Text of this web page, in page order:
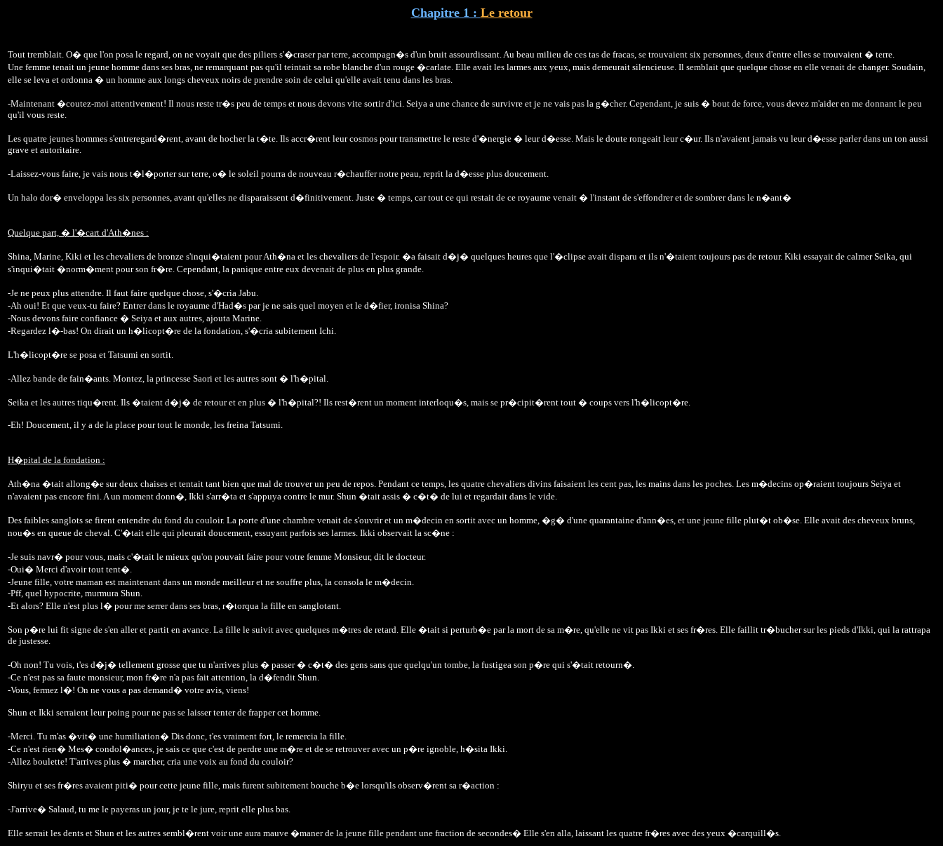
Chapitre 1 : Le retour
Tout tremblait. O� que l'on posa le regard, on ne voyait que des piliers s'�craser par terre, accompagn�s d'un bruit assourdissant. Au beau milieu de ces tas de fracas, se trouvaient six personnes, deux d'entre elles se trouvaient � terre.
Une femme tenait un jeune homme dans ses bras, ne remarquant pas qu'il teintait sa robe blanche d'un rouge �carlate. Elle avait les larmes aux yeux, mais demeurait silencieuse. Il semblait que quelque chose en elle venait de changer. Soudain,
elle se leva et ordonna � un homme aux longs cheveux noirs de prendre soin de celui qu'elle avait tenu dans les bras.
-Maintenant �coutez-moi attentivement! Il nous reste tr�s peu de temps et nous devons vite sortir d'ici. Seiya a une chance de survivre et je ne vais pas la g�cher. Cependant, je suis � bout de force, vous devez m'aider en me donnant le peu
qu'il vous reste.
Les quatre jeunes hommes s'entreregard�rent, avant de hocher la t�te. Ils accr�rent leur cosmos pour transmettre le reste d'�nergie � leur d�esse. Mais le doute rongeait leur c�ur. Ils n'avaient jamais vu leur d�esse parler dans un ton aussi
grave et autoritaire.
-Laissez-vous faire, je vais nous t�l�porter sur terre, o� le soleil pourra de nouveau r�chauffer notre peau, reprit la d�esse plus doucement.
Un halo dor� enveloppa les six personnes, avant qu'elles ne disparaissent d�finitivement. Juste � temps, car tout ce qui restait de ce royaume venait � l'instant de s'effondrer et de sombrer dans le n�ant�
Quelque part, � l'�cart d'Ath�nes :
Shina, Marine, Kiki et les chevaliers de bronze s'inqui�taient pour Ath�na et les chevaliers de l'espoir. �a faisait d�j� quelques heures que l'�clipse avait disparu et ils n'�taient toujours pas de retour. Kiki essayait de calmer Seika, qui
s'inqui�tait �norm�ment pour son fr�re. Cependant, la panique entre eux devenait de plus en plus grande.
-Je ne peux plus attendre. Il faut faire quelque chose, s'�cria Jabu.
-Ah oui! Et que veux-tu faire? Entrer dans le royaume d'Had�s par je ne sais quel moyen et le d�fier, ironisa Shina?
-Nous devons faire confiance � Seiya et aux autres, ajouta Marine.
-Regardez l�-bas! On dirait un h�licopt�re de la fondation, s'�cria subitement Ichi.
L'h�licopt�re se posa et Tatsumi en sortit.
-Allez bande de fain�ants. Montez, la princesse Saori et les autres sont � l'h�pital.
Seika et les autres tiqu�rent. Ils �taient d�j� de retour et en plus � l'h�pital?! Ils rest�rent un moment interloqu�s, mais se pr�cipit�rent tout � coups vers l'h�licopt�re.
-Eh! Doucement, il y a de la place pour tout le monde, les freina Tatsumi.
H�pital de la fondation :
Ath�na �tait allong�e sur deux chaises et tentait tant bien que mal de trouver un peu de repos. Pendant ce temps, les quatre chevaliers divins faisaient les cent pas, les mains dans les poches. Les m�decins op�raient toujours Seiya et
n'avaient pas encore fini. A un moment donn�, Ikki s'arr�ta et s'appuya contre le mur. Shun �tait assis � c�t� de lui et regardait dans le vide.
Des faibles sanglots se firent entendre du fond du couloir. La porte d'une chambre venait de s'ouvrir et un m�decin en sortit avec un homme, �g� d'une quarantaine d'ann�es, et une jeune fille plut�t ob�se. Elle avait des cheveux bruns,
nou�s en queue de cheval. C'�tait elle qui pleurait doucement, essuyant parfois ses larmes. Ikki observait la sc�ne :
-Je suis navr� pour vous, mais c'�tait le mieux qu'on pouvait faire pour votre femme Monsieur, dit le docteur.
-Oui� Merci d'avoir tout tent�.
-Jeune fille, votre maman est maintenant dans un monde meilleur et ne souffre plus, la consola le m�decin.
-Pff, quel hypocrite, murmura Shun.
-Et alors? Elle n'est plus l� pour me serrer dans ses bras, r�torqua la fille en sanglotant.
Son p�re lui fit signe de s'en aller et partit en avance. La fille le suivit avec quelques m�tres de retard. Elle �tait si perturb�e par la mort de sa m�re, qu'elle ne vit pas Ikki et ses fr�res. Elle faillit tr�bucher sur les pieds d'Ikki, qui la rattrapa
de justesse.
-Oh non! Tu vois, t'es d�j� tellement grosse que tu n'arrives plus � passer � c�t� des gens sans que quelqu'un tombe, la fustigea son p�re qui s'�tait retourn�.
-Ce n'est pas sa faute monsieur, mon fr�re n'a pas fait attention, la d�fendit Shun.
-Vous, fermez l�! On ne vous a pas demand� votre avis, viens!
Shun et Ikki serraient leur poing pour ne pas se laisser tenter de frapper cet homme.
-Merci. Tu m'as �vit� une humiliation� Dis donc, t'es vraiment fort, le remercia la fille.
-Ce n'est rien� Mes� condol�ances, je sais ce que c'est de perdre une m�re et de se retrouver avec un p�re ignoble, h�sita Ikki.
-Allez boulette! T'arrives plus � marcher, cria une voix au fond du couloir?
Shiryu et ses fr�res avaient piti� pour cette jeune fille, mais furent subitement bouche b�e lorsqu'ils observ�rent sa r�action :
-J'arrive� Salaud, tu me le payeras un jour, je te le jure, reprit elle plus bas.
Elle serrait les dents et Shun et les autres sembl�rent voir une aura mauve �maner de la jeune fille pendant une fraction de secondes� Elle s'en alla, laissant les quatre fr�res avec des yeux �carquill�s.